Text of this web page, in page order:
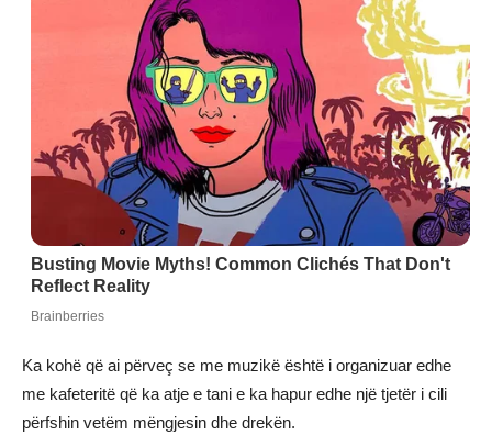
Ka kohë që ai përveç se me muzikë është i organizuar edhe
me kafeteritë që ka atje e tani e ka hapur edhe një tjetër i cili
përfshin vetëm mëngjesin dhe drekën.